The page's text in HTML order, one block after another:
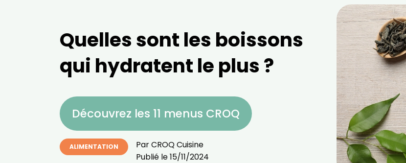
Quelles sont les boissons
qui hydratent le plus ?
Découvrez les 11 menus CROQ
ALIMENTATION ParCROQ Cuisine
Publié le15/11/2024